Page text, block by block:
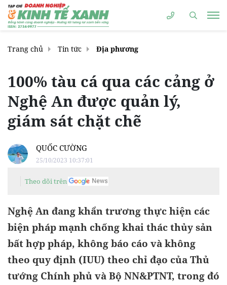
Trang chủ Tin tức Địa phương
100% tàu cá qua các cảng ở
Nghệ An được quản lý,
giám sát chặt chẽ
QUỐC CƯỜNG
25/10/2023 10:37:01
Theo dõi trên
Nghệ An đang khẩn trương thực hiện các
biện pháp mạnh chống khai thác thủy sản
bất hợp pháp, không báo cáo và không
theo quy định (IUU) theo chỉ đạo của Thủ
tướng Chính phủ và Bộ NN&PTNT, trong đó